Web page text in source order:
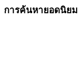
การค้นหายอดนิยม